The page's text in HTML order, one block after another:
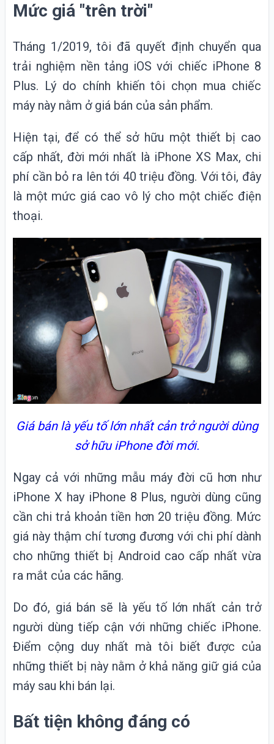
Mức giá "trên trời"
Tháng 1/2019, tôi đã quyết định chuyển qua
trải nghiệm nền tảng iOS với chiếc iPhone 8
Plus. Lý do chính khiến tôi chọn mua chiếc
máy này nằm ở giá bán của sản phẩm.
Hiện tại, để có thể sở hữu một thiết bị cao
cấp nhất, đời mới nhất là iPhone XS Max, chi
phí cần bỏ ra lên tới 40 triệu đồng. Với tôi, đây
là một mức giá cao vô lý cho một chiếc điện
thoại.
Giá bán là yếu tố lớn nhất cản trở người dùng
sở hữu iPhone đời mới.
Ngay cả với những mẫu máy đời cũ hơn như
iPhone X hay iPhone 8 Plus, người dùng cũng
cần chi trả khoản tiền hơn 20 triệu đồng. Mức
giá này thậm chí tương đương với chi phí dành
cho những thiết bị Android cao cấp nhất vừa
ra mắt của các hãng.
Do đó, giá bán sẽ là yếu tố lớn nhất cản trở
người dùng tiếp cận với những chiếc iPhone.
Điểm cộng duy nhất mà tôi biết được của
những thiết bị này nằm ở khả năng giữ giá của
máy sau khi bán lại.
Bất tiện không đáng có